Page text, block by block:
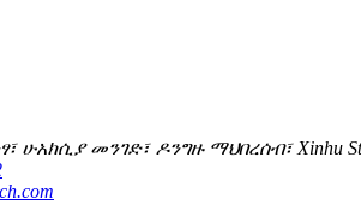
ሁአክሲያ መንገድ፣ ዶንግዙ ማህበረሰብ፣ Xinhu